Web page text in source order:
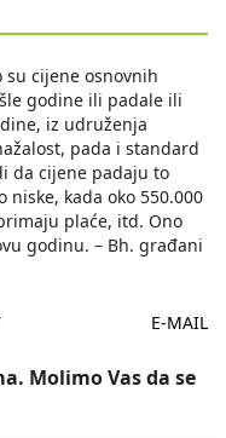
su cijene osnovnih
godine ili padale ili
iz udruženja
pada i standard
da cijene padaju to
kada oko 550.000
plaće, itd. Ono
godinu. – Bh. građani
E-MAIL
Molimo Vas da se